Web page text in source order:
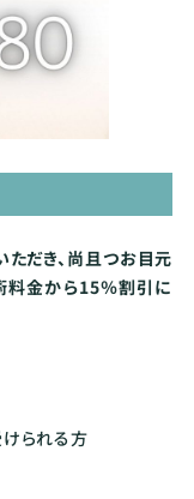
だき、尚且つお目元
料金から15％割引に
られる方